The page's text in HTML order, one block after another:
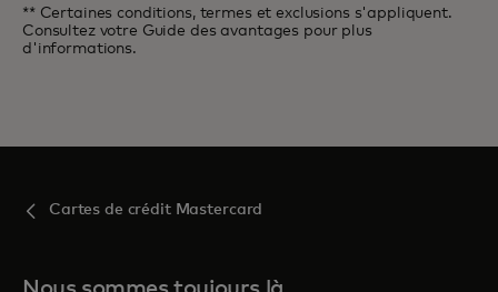
** Certaines conditions, termes et exclusions s'appliquent.
Consultez votre Guide des avantages pour plus
d'informations.
Cartes de crédit Mastercard